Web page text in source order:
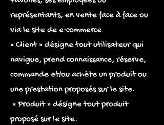
représentants, en vente face à face ou
via le site de e-commerce
« Client » désigne tout utilisateur qui
navigue, prend connaissance, réserve,
commande et/ou achète un produit ou
une prestation proposés sur le site.
« Produit » désigne tout produit
proposé sur le site.